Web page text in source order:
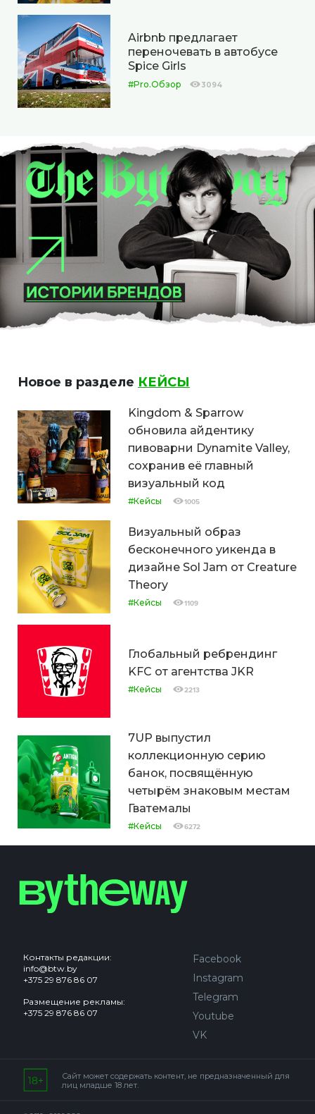
Airbnb предлагает
переночевать в автобусе
Spice Girls
#Pro.Обзор 3094
Новое в разделе КЕЙСЫ
Kingdom & Sparrow
обновила айдентику
пивоварни Dynamite Valley,
сохранив её главный
визуальный код
#Кейсы 1005
Визуальный образ
бесконечного уикенда в
дизайне Sol Jam от Creature
Theory
#Кейсы 1109
Глобальный ребрендинг
KFC от агентства JKR
#Кейсы 2213
7UP выпустил
коллекционную серию
банок, посвящённую
четырём знаковым местам
Гватемалы
#Кейсы 6272
Контакты редакции:
info@btw.by
+375 29 876 86 07
Размещение рекламы:
+375 29 876 86 07
Facebook
Instagram
Telegram
Youtube
VK
Сайт может содержать контент, не предназначенный для
лиц младше 18 лет.